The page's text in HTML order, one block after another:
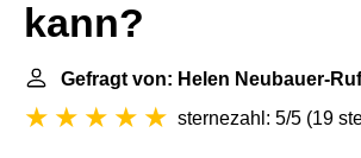
kann?
Gefragt von: Helen Neubauer-Ruf
sternezahl: 5/5 (19